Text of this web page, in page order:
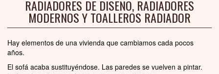
RADIADORES DE DISEÑO, RADIADORES
MODERNOS Y TOALLEROS RADIADOR
Hay elementos de una vivienda que cambiamos cada pocos
años.
El sofá acaba sustituyéndose. Las paredes se vuelven a pintar.